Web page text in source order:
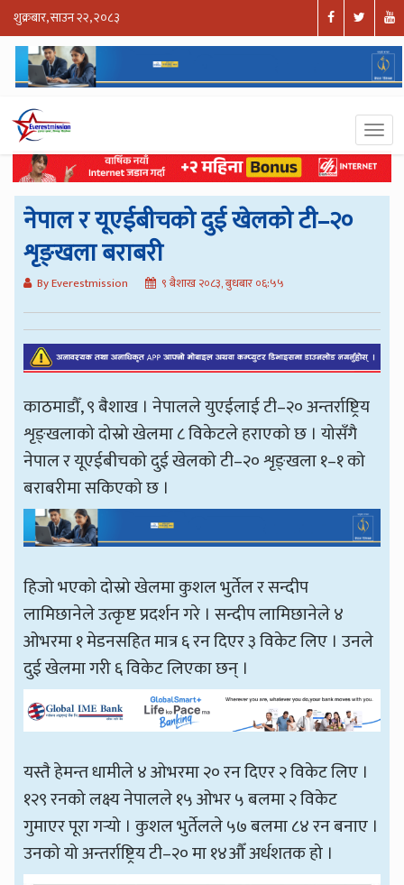
शुक्रबार, साउन २२, २०८३
नेपाल र यूएईबीचको दुई खेलको टी–२०
शृङ्खला बराबरी
By Everestmission ९ बैशाख २०८३, बुधबार ०६:५५
काठमाडौँ, ९ बैशाख । नेपालले युएईलाई टी–२० अन्तर्राष्ट्रिय
शृङ्खलाको दोस्रो खेलमा ८ विकेटले हराएको छ । योसँगै
नेपाल र यूएईबीचको दुई खेलको टी–२० शृङ्खला १–१ को
बराबरीमा सकिएको छ ।
हिजो भएको दोस्रो खेलमा कुशल भुर्तेल र सन्दीप
लामिछानेले उत्कृष्ट प्रदर्शन गरे । सन्दीप लामिछानेले ४
ओभरमा १ मेडनसहित मात्र ६ रन दिएर ३ विकेट लिए । उनले
दुई खेलमा गरी ६ विकेट लिएका छन् ।
यस्तै हेमन्त धामीले ४ ओभरमा २० रन दिएर २ विकेट लिए ।
१२९ रनको लक्ष्य नेपालले १५ ओभर ५ बलमा २ विकेट
गुमाएर पूरा गर्‍यो । कुशल भुर्तेलले ५७ बलमा ८४ रन बनाए ।
उनको यो अन्तर्राष्ट्रिय टी–२० मा १४औँ अर्धशतक हो ।